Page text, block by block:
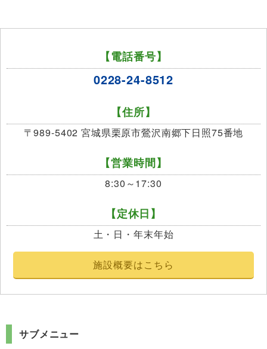
【電話番号】
0228-24-8512
【住所】
〒989-5402 宮城県栗原市鶯沢南郷下日照75番地
【営業時間】
8:30～17:30
【定休日】
土・日・年末年始
施設概要はこちら
サブメニュー